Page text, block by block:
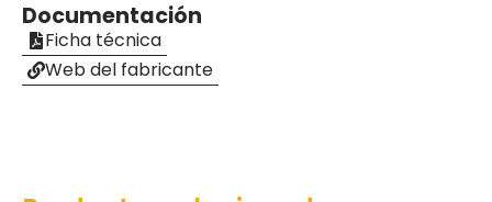
Documentación
Ficha técnica
Web del fabricante